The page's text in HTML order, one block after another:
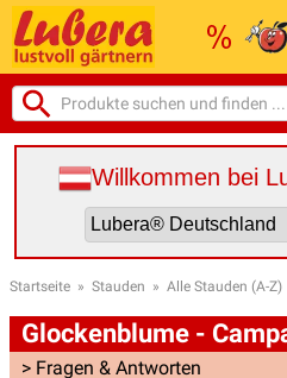
Willkommen bei
Startseite » Stauden » Alle Stauden (A-Z)
Glockenblume -
> Fragen & Antworten